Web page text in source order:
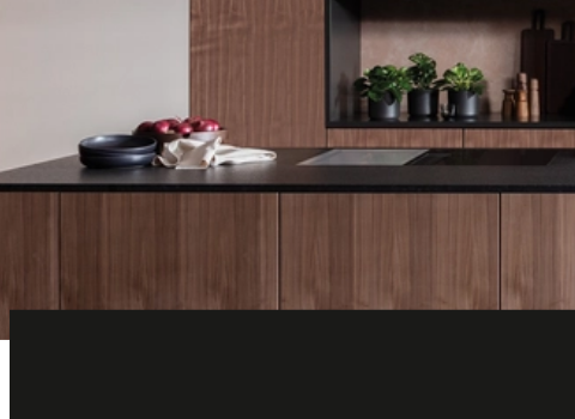
Hoe werkt de BORA afzuiging? Hoe werkt
De afzuigsystemen van BORA zijn gebaseerd op een natuurkundig
BORA kookveldafzuiging zuigt echter de kookwasem met een snelheid
en -geuren effectief en direct bij het kookveld worden afgezogen.
Kookplaten met afzuigingKookplaten met afzuiging